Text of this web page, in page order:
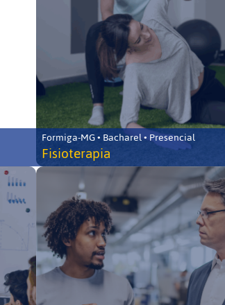
Formiga-MG • Bacharel • Presencial
Fisioterapia